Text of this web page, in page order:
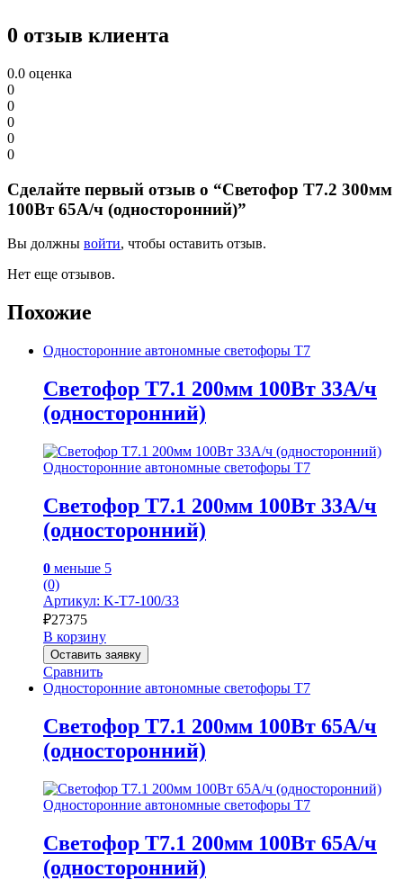
0 отзыв клиента
0.0 оценка
0
0
0
0
0
Сделайте первый отзыв о “Светофор Т7.2 300мм
100Вт 65А/ч (односторонний)”
Вы должны войти, чтобы оставить отзыв.
Нет еще отзывов.
Похожие
Односторонние автономные светофоры Т7
Светофор Т7.1 200мм 100Вт 33А/ч
(односторонний)
Односторонние автономные светофоры Т7
Светофор Т7.1 200мм 100Вт 33А/ч
(односторонний)
0 меньше 5
(0)
Артикул: K-T7-100/33
₽27375
В корзину
Оставить заявку
Сравнить
Односторонние автономные светофоры Т7
Светофор Т7.1 200мм 100Вт 65А/ч
(односторонний)
Односторонние автономные светофоры Т7
Светофор Т7.1 200мм 100Вт 65А/ч
(односторонний)